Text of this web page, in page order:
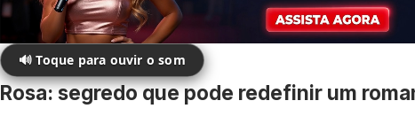
🔊 Toque para ouvir o som
Rosa: segredo que pode redefinir um